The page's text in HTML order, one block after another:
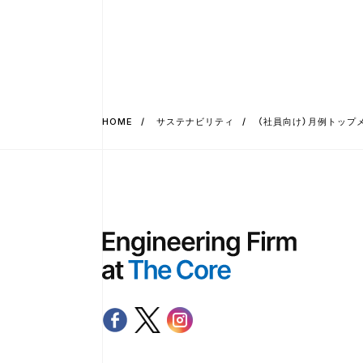
HOME サステナビリティ （社員向け）月例トッ